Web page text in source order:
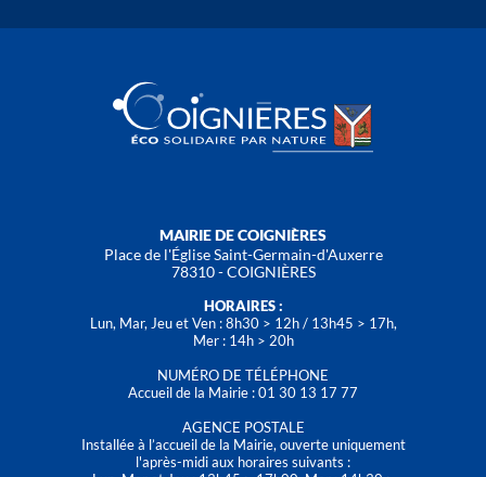
MAIRIE DE COIGNIÈRES
Place de l'Église Saint-Germain-d'Auxerre
78310 - COIGNIÈRES
HORAIRES :
Lun, Mar, Jeu et Ven : 8h30 > 12h / 13h45 > 17h,
Mer : 14h > 20h
NUMÉRO DE TÉLÉPHONE
Accueil de la Mairie : 01 30 13 17 77
AGENCE POSTALE
Installée à l’accueil de la Mairie, ouverte uniquement
l'après-midi aux horaires suivants :